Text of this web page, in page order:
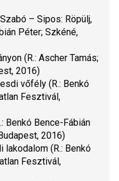
– Sipos: Röpülj,
Péter; Szkéné,
(R.: Ascher Tamás;
2016)
vőfély (R.: Benkó
Fesztivál,
Benkó Bence-Fábián
2016)
lakodalom (R.: Benkó
Fesztivál,